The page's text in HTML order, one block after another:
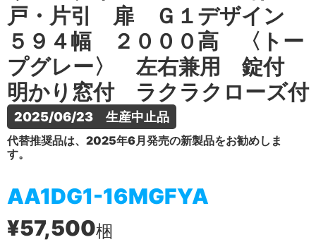
戸・片引 扉 Ｇ１デザイン
５９４幅 ２０００高 〈トー
プグレー〉 左右兼用 錠付
明かり窓付 ラクラクローズ付
2025/06/23　生産中止品
代替推奨品は、2025年6月発売の新製品をお勧めしま
す。
AA1DG1-16MGFYA
¥57,500梱